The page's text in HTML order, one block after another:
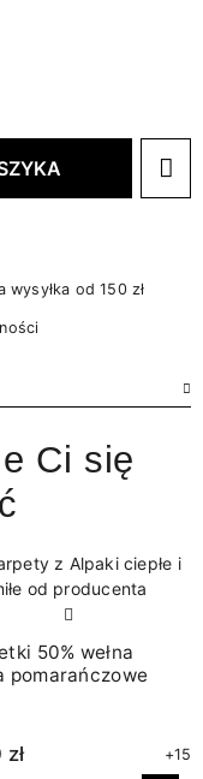
wysyłka od 150 zł
Ci się
50% wełna
pomarańczowe
+15